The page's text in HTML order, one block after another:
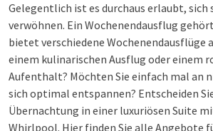
Gelegentlich ist es durchaus erlaubt, sich
verwöhnen. Ein Wochenendausflug
bietet verschiedene Wochenendausflüge
einem kulinarischen Ausflug oder einem
Aufenthalt? Möchten Sie einfach mal an
sich optimal entspannen? Entscheiden
Übernachtung in einer luxuriösen Suite
Whirlpool. Hier finden Sie alle Angebote